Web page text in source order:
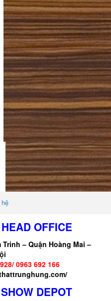
OFFICE
– Quận Hoàng Mai –
0963 692 166
DEPOT